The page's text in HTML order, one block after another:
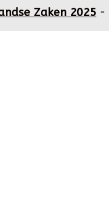
Zaken 2025 -